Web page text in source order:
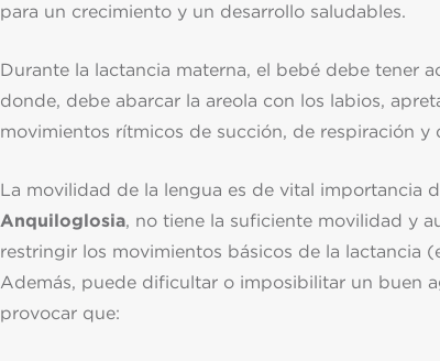
para un crecimiento y un desarrollo saludables.
Durante la lactancia materna, el bebé debe tener
donde, debe abarcar la areola con los labios,
movimientos rítmicos de succión, de respiración y
La movilidad de la lengua es de vital importancia
Anquiloglosia, no tiene la suficiente movilidad y
restringir los movimientos básicos de la lactancia
Además, puede dificultar o imposibilitar un buen
provocar que: